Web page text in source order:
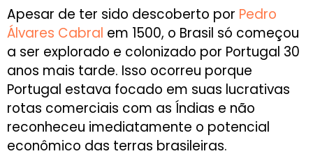
Apesar de ter sido descoberto por Pedro
Álvares Cabral em 1500, o Brasil só começou
a ser explorado e colonizado por Portugal 30
anos mais tarde. Isso ocorreu porque
Portugal estava focado em suas lucrativas
rotas comerciais com as Índias e não
reconheceu imediatamente o potencial
econômico das terras brasileiras.